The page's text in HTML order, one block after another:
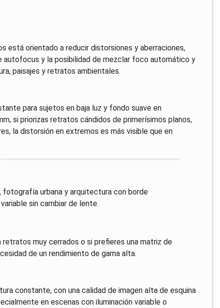
está orientado a reducir distorsiones y aberraciones,
autofocus y la posibilidad de mezclar foco automático y
paisajes y retratos ambientales.
para sujetos en baja luz y fondo suave en
si priorizas retratos cándidos de primerísimos planos,
la distorsión en extremos es más visible que en
fotografía urbana y arquitectura con borde
sin cambiar de lente.
muy cerrados o si prefieres una matriz de
de un rendimiento de gama alta.
constante, con una calidad de imagen alta de esquina
en escenas con iluminación variable o